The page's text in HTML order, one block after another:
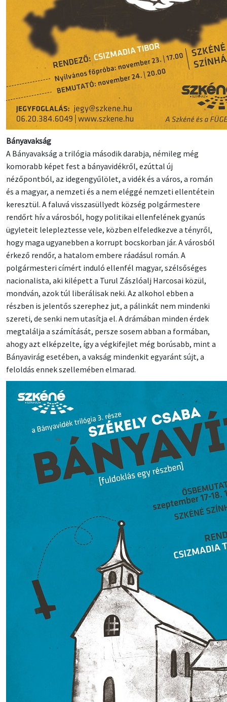
Bányavakság
A Bányavakság a trilógia második darabja, némileg még
komorabb képet fest a bányavidékről, ezúttal új
nézőpontból, az idegengyűlölet, a vidék és a város, a román
és a magyar, a nemzeti és a nem eléggé nemzeti ellentétein
keresztül. A faluvá visszasüllyedt község polgármestere
rendőrt hív a városból, hogy politikai ellenfelének gyanús
ügyleteit lelepleztesse vele, közben elfeledkezve a tényről,
hogy maga ugyanebben a korrupt bocskorban jár. A városból
érkező rendőr, a hatalom embere ráadásul román. A
polgármesteri címért induló ellenfél magyar, szélsőséges
nacionalista, aki kilépett a Turul Zászlóalj Harcosai közül,
mondván, azok túl liberálisak neki. Az alkohol ebben a
részben is jelentős szerephez jut, a pálinkát nem mindenki
szereti, de senki nem utasítja el. A drámában minden érdek
megtalálja a számítását, persze sosem abban a formában,
ahogy azt elképzelte, így a végkifejlet még borúsabb, mint a
Bányavirág esetében, a vakság mindenkit egyaránt sújt, a
feloldás ennek szellemében elmarad.